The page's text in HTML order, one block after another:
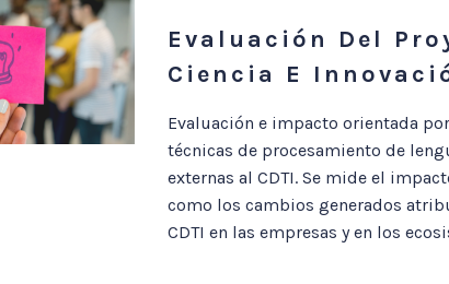
Evaluación Del
Ciencia E
Evaluación e impacto orientada
técnicas de procesamiento de
externas al CDTI. Se mide el
como los cambios generados
CDTI en las empresas y en los